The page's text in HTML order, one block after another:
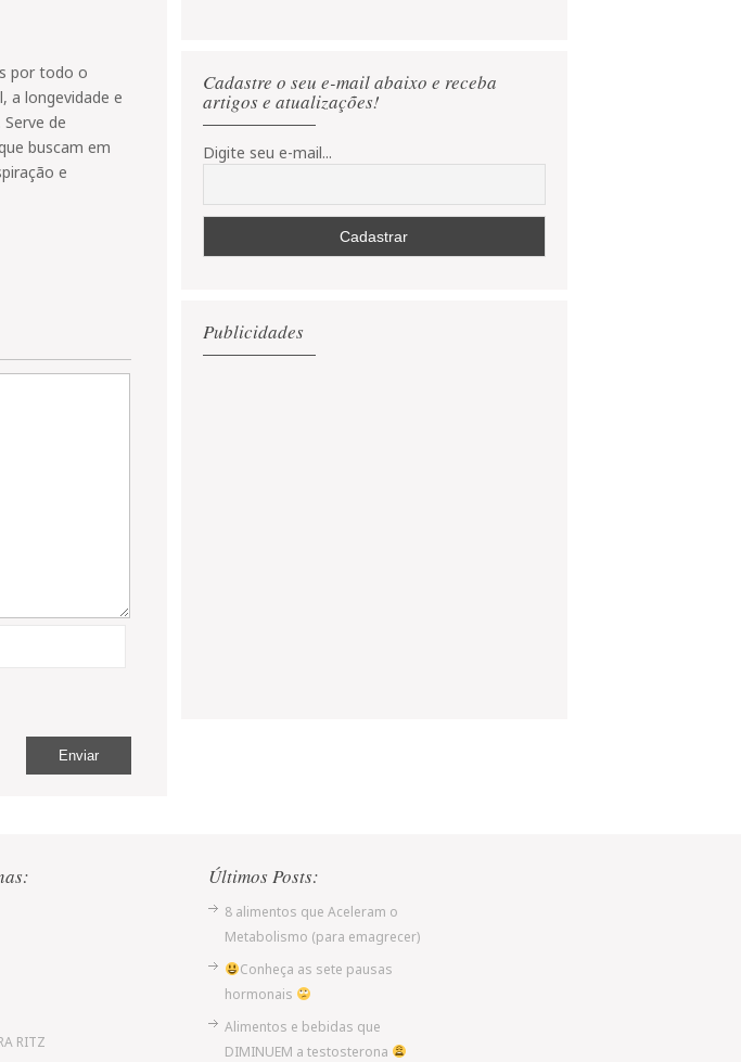
por todo o
a longevidade e
de
buscam em
e
Cadastre o seu e-mail abaixo e receba
artigos e atualizações!
Digite seu e-mail...
Publicidades
RITZ
Últimos Posts:
8 alimentos que Aceleram o
Metabolismo (para emagrecer)
Conheça as sete pausas
hormonais
Alimentos e bebidas que
DIMINUEM a testosterona